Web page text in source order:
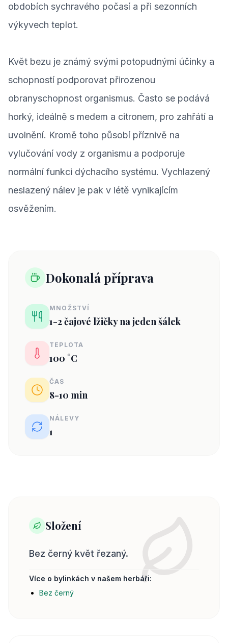
obdobích sychravého počasí a při sezonních
výkyvech teplot.
Květ bezu je známý svými potopudnými účinky a
schopností podporovat přirozenou
obranyschopnost organismus. Často se podává
horký, ideálně s medem a citronem, pro zahřátí a
uvolnění. Kromě toho působí příznivě na
vylučování vody z organismu a podporuje
normální funkci dýchacího systému. Vychlazený
neslazený nálev je pak v létě vynikajícím
osvěžením.
Dokonalá příprava
MNOŽSTVÍ
1-2 čajové lžičky na jeden šálek
TEPLOTA
100 °C
ČAS
8-10 min
NÁLEVY
1
Složení
Bez černý květ řezaný.
Více o bylinkách v našem herbáři:
Bez černý